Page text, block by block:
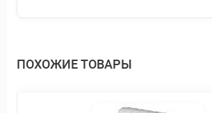
ПОХОЖИЕ ТОВАРЫ